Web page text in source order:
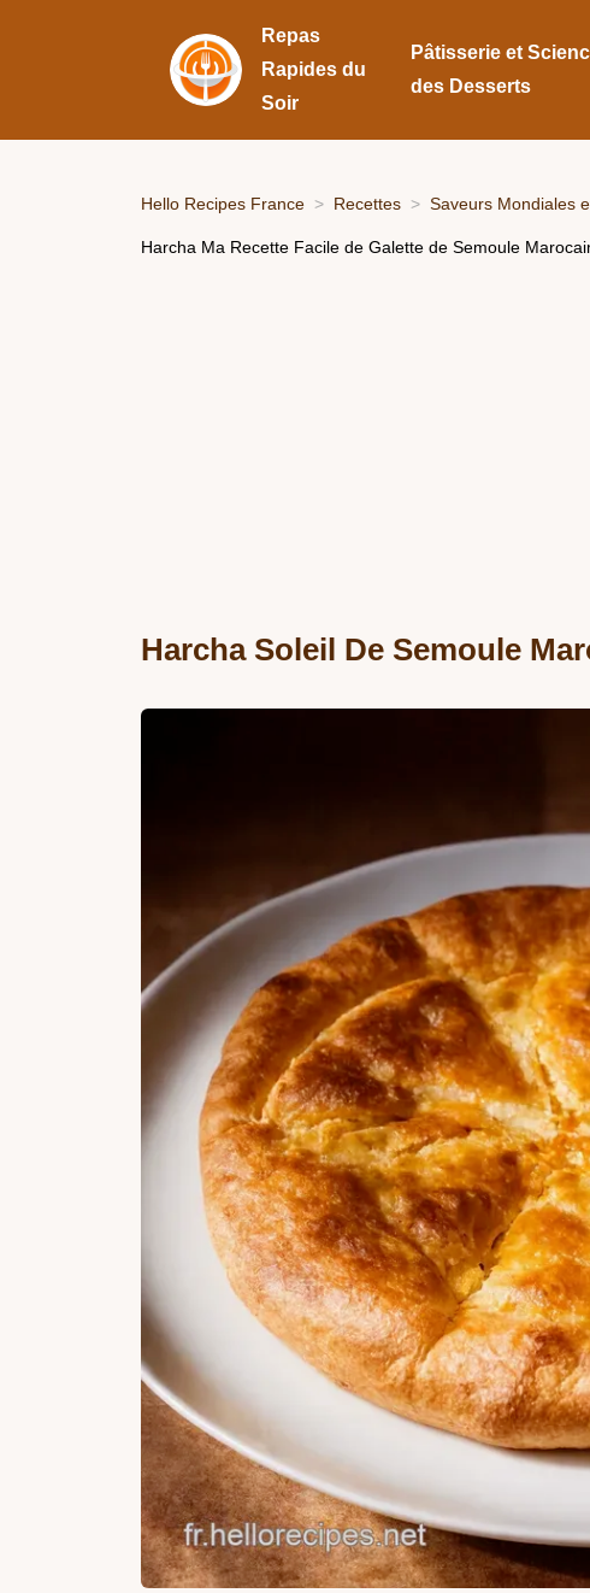
Repas
Rapides du
Soir
Pâtisserie et
des Desserts
Hello Recipes France Recettes Saveurs Mondiales
Harcha Ma Recette Facile de Galette de Semoule
Harcha Soleil De Semoule